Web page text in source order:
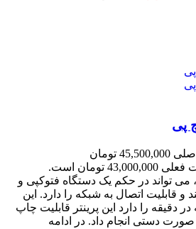
قیمت اصلی 45,500,000 تومان
تومان است.
می تواند در حکم یک دستگاه فتوکپی و
و قابلیت اتصال به شبکه را دارد. این
این پرینتر قابلیت چاپ
صورت دستی انجام داد. در ادامه